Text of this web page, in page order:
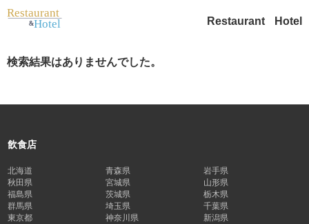
Restaurant Hotel
検索結果はありませんでした。
飲食店
北海道 青森県
岩手県
秋田県
宮城県
山形県
福島県
茨城県
栃木県
群馬県
埼玉県
千葉県
東京都
神奈川県
新潟県